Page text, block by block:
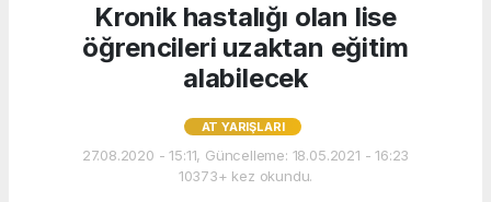
Kronik hastalığı olan lise
öğrencileri uzaktan eğitim
alabilecek
AT YARIŞLARI
27.08.2020 - 15:11, Güncelleme: 18.05.2021 - 16:23
10373+ kez okundu.